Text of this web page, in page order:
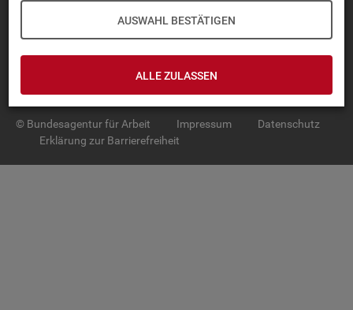
AUSWAHL BESTÄTIGEN
ALLE ZULASSEN
IN­TER­AK­TI­VE STA­TIS­TI­KEN
GRUND­LA­GEN
© Bundesagentur für Arbeit Impressum
Datenschutz
Erklärung zur Barrierefreiheit